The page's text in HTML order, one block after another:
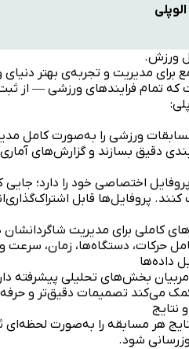
ورزش.
برای مدیریت و تجربه‌ی بهتر
تمام فرایندهای ورزشی — از
ورزشی را به‌صورت کامل
دقیق بسازند و گزارش‌های
اختصاصی خود را دارد؛
پروفایل‌ها قابل
کاملی برای مدیریت
حرکات، دستگاه‌ها، زمان،
مربیان بخش‌های تحلیلی پیشرفته
می‌کند تصمیمات دقیق‌تر و
هر مسابقه را به‌صورت
شود.